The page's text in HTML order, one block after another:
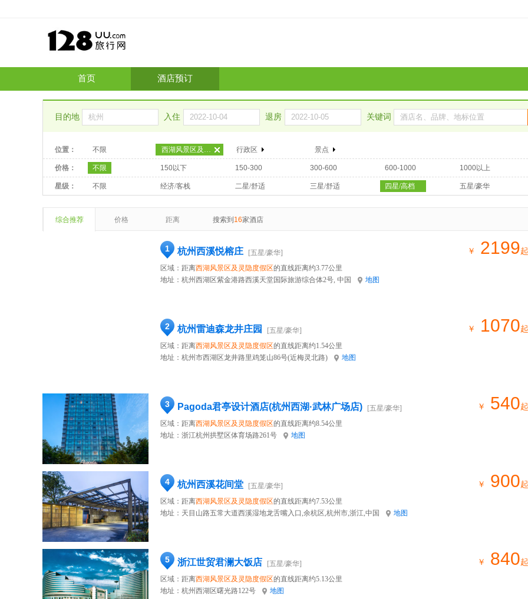
首页 酒店预订
目的地 入住 退房 关键词
位置： 不限 西湖风景区及灵隐度假区 行政区 景点
价格： 不限 150以下 150-300 300-600 600-1000 1000以上
星级： 不限 经济/客栈 二星/舒适 三星/舒适 四星/高档 五星/豪华
综合推荐 价格 距离 搜索到 16家酒店
1 杭州西溪悦榕庄
[五星/豪华]
区域：距离西湖风景区及灵隐度假区的直线距离约3.77公里
地址： 杭州西湖区紫金港路西溪天堂国际旅游综合体2号, 中国 地图
￥ 2199起
2 杭州雷迪森龙井庄园
[五星/豪华]
区域：距离西湖风景区及灵隐度假区的直线距离约1.54公里
地址： 杭州市西湖区龙井路里鸡笼山86号(近梅灵北路) 地图
￥ 1070起
3 Pagoda君亭设计酒店(杭州西湖·武林广场店)
[五星/豪华]
区域：距离西湖风景区及灵隐度假区的直线距离约8.54公里
地址： 浙江杭州拱墅区体育场路261号 地图
￥ 540起
4 杭州西溪花间堂
[五星/豪华]
区域：距离西湖风景区及灵隐度假区的直线距离约7.53公里
地址： 天目山路五常大道西溪湿地龙舌嘴入口,余杭区,杭州市,浙江,中国 地图
￥ 900起
5 浙江世贸君澜大饭店
[五星/豪华]
区域：距离西湖风景区及灵隐度假区的直线距离约5.13公里
地址： 杭州西湖区曙光路122号 地图
￥ 840起